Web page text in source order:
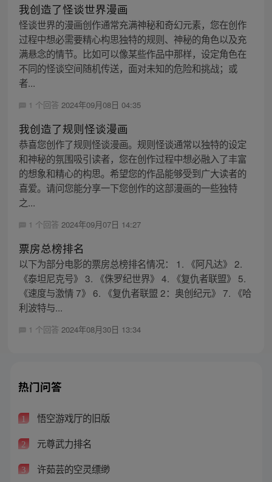
我创造了怪谈世界漫画
怪谈世界的漫画创作通常充满神秘和奇幻元素，您在创作
过程中想必需要精心构思独特的规则、神秘的角色以及充
满悬念的情节。比如可以像某些作品中那样，设定角色在
不同的怪谈空间随机传送，面对未知的危险和挑战；或
者...
1 个回答 2024年09月08日 04:35
我创造了规则怪谈漫画
恭喜您创作了规则怪谈漫画。规则怪谈通常以独特的设定
和神秘的氛围吸引读者，您在创作过程中想必融入了丰富
的想象和精心的构思。希望您的作品能够受到广大读者的
喜爱。请问您能分享一下您创作的这部漫画的一些独特
之...
1 个回答 2024年09月07日 14:27
票房总榜排名
以下为部分电影的票房总榜排名情况： 1. 《阿凡达》 2.
《泰坦尼克号》 3. 《侏罗纪世界》 4. 《复仇者联盟》 5.
《速度与激情 7》 6. 《复仇者联盟 2：奥创纪元》 7. 《哈
利波特与...
1 个回答 2024年08月30日 13:34
热门问答
1 悟空游戏厅的旧版
2 元尊武力排名
3 许茹芸的空灵缥缈